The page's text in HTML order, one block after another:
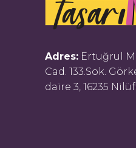
Adres: Ertuğrul
Cad. 133.Sok.
daire 3, 16235